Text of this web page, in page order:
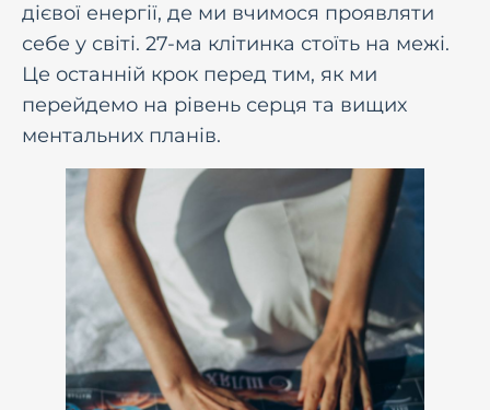
дієвої енергії, де ми вчимося проявляти
себе у світі. 27-ма клітинка стоїть на межі.
Це останній крок перед тим, як ми
перейдемо на рівень серця та вищих
ментальних планів.